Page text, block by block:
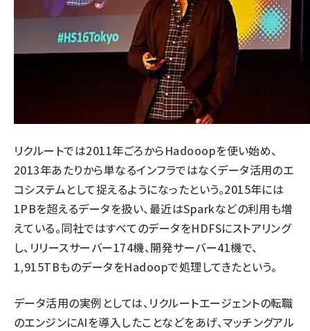
リクルートでは2011年ごろからHadooopを使い始め、
2013年あたりから単なるインフラではなくデータ活用のエ
コシステムとして捉えるようになったという。2015年には
1PBを超えるデータを扱い、最近はSparkなどの利用も増
えている。同社ではすべてのデータをHDFSにストアリング
し、リリースサーバー174機、開発サーバー41機で、
1,915TBものデータをHadoopで処理してきたという。
データ活用の実例としては、リクルートエージェントの転職
のエンジンにAIを導入したことなどをあげ、マッチングアル